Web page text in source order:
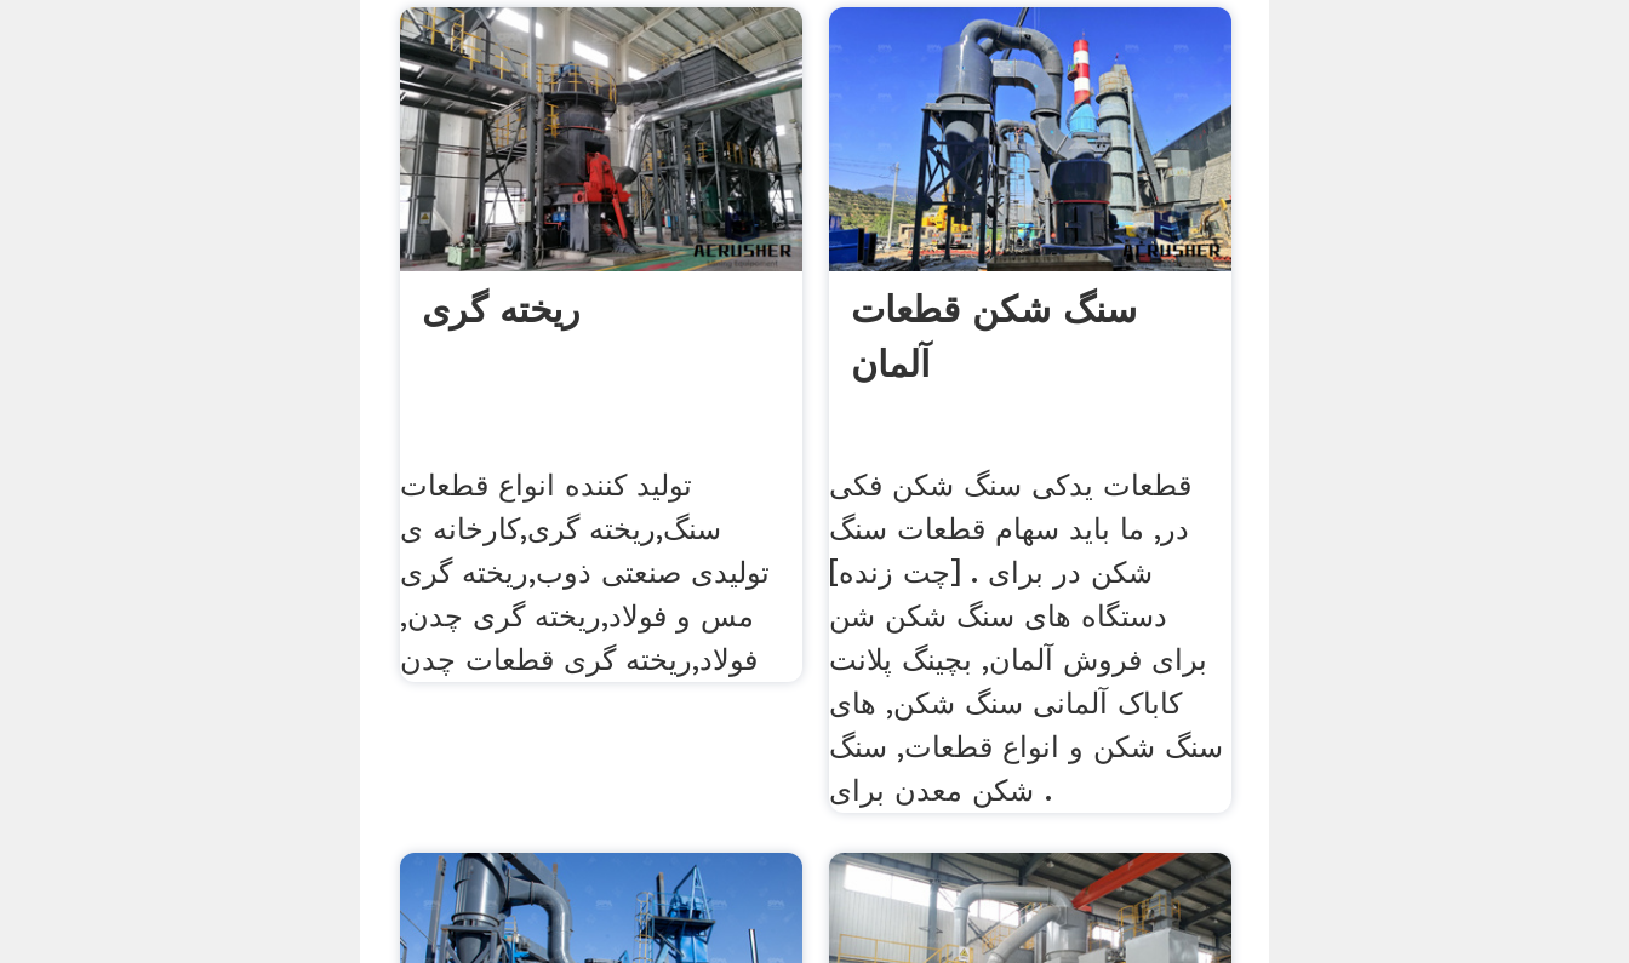
ریخته گری
تولید کننده انواع قطعات
سنگ,ریخته گری,کارخانه ی
تولیدی صنعتی ذوب,ریخته گری
مس و فولاد,ریخته گری چدن,
فولاد,ریخته گری قطعات چدن
سنگ شکن قطعات
آلمان
قطعات یدکی سنگ شکن فکی
در, ما باید سهام قطعات سنگ
شکن در برای . [چت زنده]
دستگاه های سنگ شکن شن
برای فروش آلمان, بچینگ پلانت
کاباک آلمانی سنگ شکن, های
سنگ شکن و انواع قطعات, سنگ
شکن معدن برای .